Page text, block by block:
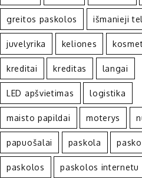
greitos paskolos išmanieji
juvelyrika keliones
kreditai kreditas langai
LED apšvietimas logistika
maisto papildai moterys
papuošalai paskola
paskolos paskolos internetu